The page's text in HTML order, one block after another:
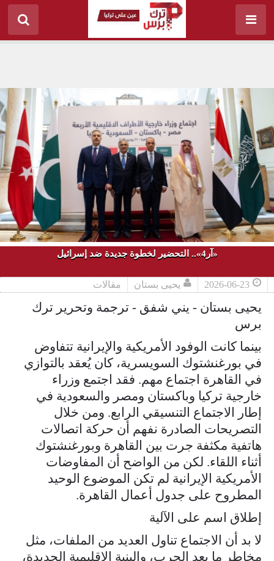
«آر4».. التحضير لخطوة جديدة ضد إسرائيل
2026-06-23 يحيى بستان مقالات
يحيى بستان - يني شفق - ترجمة وتحرير ترك
برس
بينما كانت الوفود الأمريكية والإيرانية تتفاوض
في بورغنشتوك السويسرية، كان يُعقد بالتوازي
في القاهرة اجتماع مهم. فقد اجتمع وزراء
خارجية تركيا وباكستان ومصر والسعودية في
إطار الاجتماع التنسيقي الرابع. ومن خلال
التصريحات الصادرة نفهم أن حركة اتصالات
هاتفية مكثفة جرت بين القاهرة وبورغنشتوك
أثناء اللقاء. لكن من الواضح أن المفاوضات
الأمريكية الإيرانية لم تكن الموضوع الوحيد
المطروح على جدول أعمال القاهرة.
إطلاق اسم على الآلية
لا بد أن الاجتماع تناول العديد من الملفات، مثل
مخاطر ما بعد الحرب، والبنية الإقليمية الجديدة،